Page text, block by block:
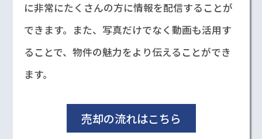
に非常にたくさんの方に情報を配信することが
できます。また、写真だけでなく動画も活用す
ることで、物件の魅力をより伝えることができ
ます。
売却の流れはこちら